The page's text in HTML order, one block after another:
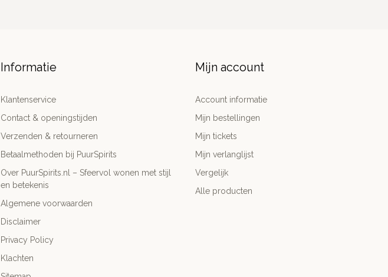
Informatie
Klantenservice
Contact & openingstijden
Verzenden & retourneren
Betaalmethoden bij PuurSpirits
Over PuurSpirits.nl – Sfeervol wonen met stijl
en betekenis
Algemene voorwaarden
Disclaimer
Privacy Policy
Klachten
Mijn account
Account informatie
Mijn bestellingen
Mijn tickets
Mijn verlanglijst
Vergelijk
Alle producten